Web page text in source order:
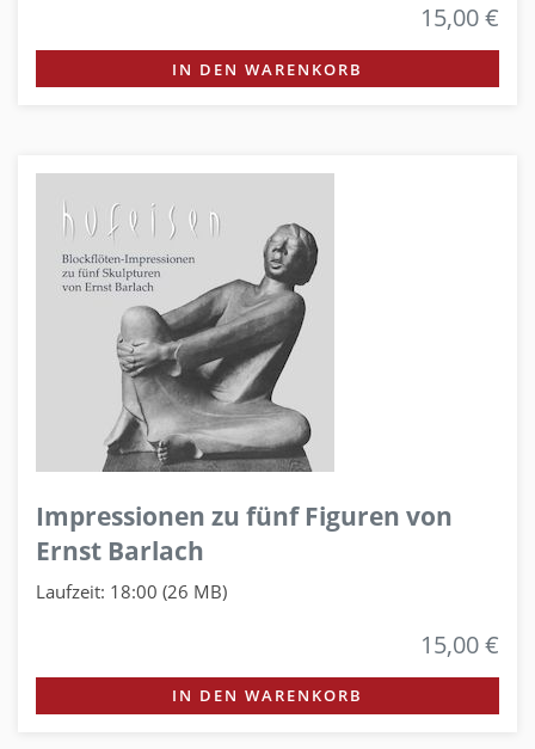
15,00 €
IN DEN WARENKORB
Impressionen zu fünf Figuren von
Ernst Barlach
Laufzeit: 18:00 (26 MB)
15,00 €
IN DEN WARENKORB